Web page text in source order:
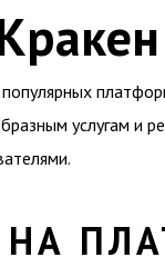
услугам и